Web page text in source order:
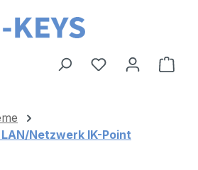
Netzwerk IK-Point